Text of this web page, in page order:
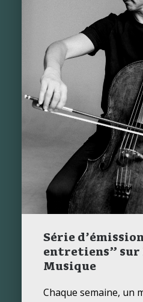
Série
entretiens” sur
Musique
Chaque semaine, un